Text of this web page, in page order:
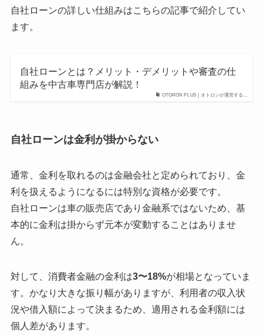
自社ローンの詳しい仕組みはこちらの記事で紹介してい
ます。
OTORON PLUS | オトロンが運営する…
自社ローンとは？メリット・デメリットや審査の仕
組みを中古車専門店が解説！
自社ローンは金利が掛からない
通常、金利を取れるのは金融会社と定められており、金
利を扱えるようになるには特別な資格が必要です。
自社ローンは車の販売店であり金融系ではないため、基
本的に金利は掛からず元本が変動することはありませ
ん。
対して、消費者金融の金利は3〜18%が相場となっていま
す。かなり大きな振り幅がありますが、利用者の収入状
況や借入額によって決まるため、適用される金利額には
個人差があります。